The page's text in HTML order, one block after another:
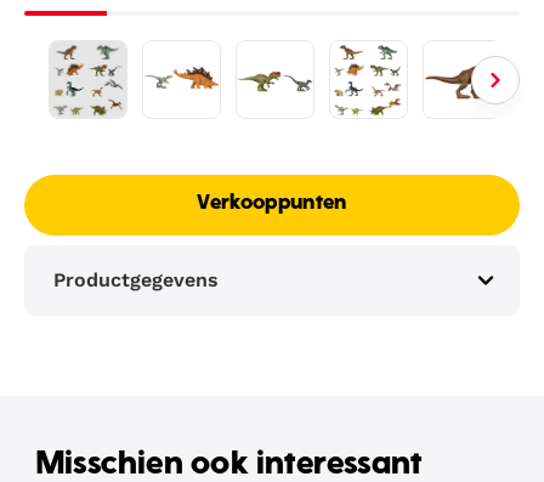
Verkooppunten
Productgegevens
Misschien ook interessant